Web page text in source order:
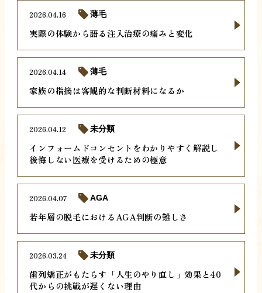
実際の体験から語る注入治療の痛みと変化
2026.04.16 薄毛
家族の指摘は客観的な判断材料になるか
2026.04.14 薄毛
インフォームドコンセントをわかりやすく解説し
後悔しない医療を受けるための極意
2026.04.12 未分類
若年層の脱毛におけるAGA判断の難しさ
2026.04.07 AGA
歯列矯正がもたらす「人生のやり直し」効果と40
代からの挑戦が遅くない理由
2026.03.24 未分類